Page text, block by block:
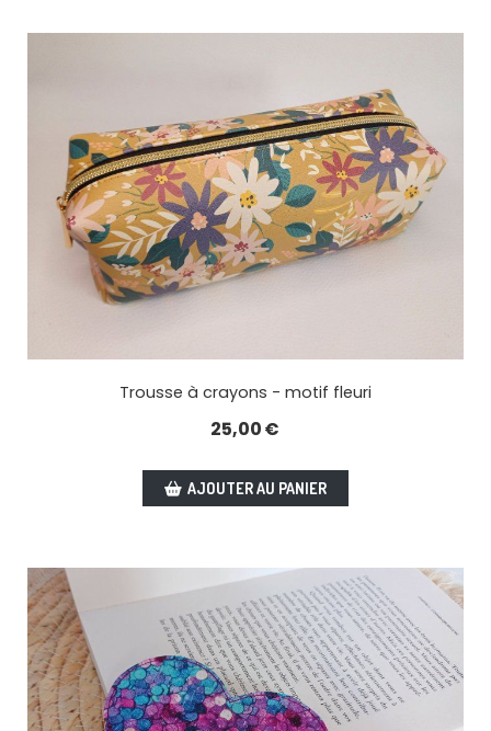
Trousse à crayons - motif fleuri
25,00€
AJOUTER AU PANIER